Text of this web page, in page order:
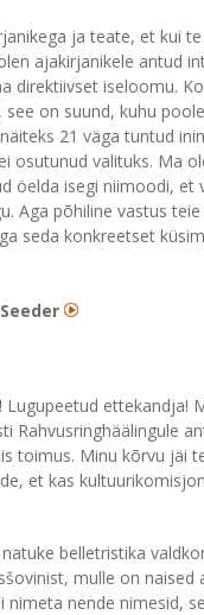
ja teate, et kui
ajakirjanikele antud
direktiivset iseloomu.
see on suund, kuhu
21 väga tuntud
osutunud valituks. Ma
öelda isegi niimoodi,
Aga põhiline vastus
seda konkreetset
ettekandja!
Rahvusringhäälingule
toimus. Minu kõrvu jäi
et kas
belletristika
mulle on
nimeta nende nimesid,